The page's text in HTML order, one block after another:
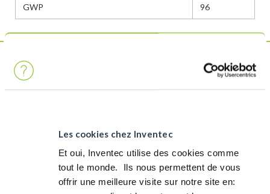
Les cookies chez Inventec
Et oui, Inventec utilise des cookies comme
tout le monde. ​ Ils nous permettent de vous
offrir une meilleure visite sur notre site en:​
GWP 96
这不是
寻找一个更可持续的解决方案？
Greenway 替代方案
我们目前没有Greenway替代品，但我们的目标是在不久的将